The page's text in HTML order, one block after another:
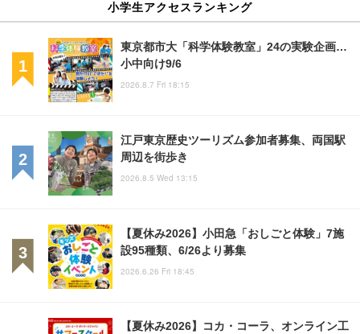
小学生アクセスランキング
東京都市大「科学体験教室」24の実験企画…
小中向け9/6
2026.8.7 Fri 18:15
江戸東京歴史ツーリズム参加者募集、両国駅
周辺を街歩き
2026.8.5 Wed 13:15
【夏休み2026】小田急「おしごと体験」7施
設95種類、6/26より募集
2026.6.26 Fri 18:45
【夏休み2026】コカ・コーラ、オンライン工